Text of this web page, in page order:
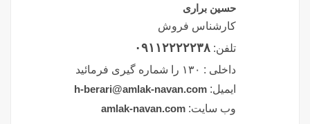
حسین براری
کارشناس فروش
تلفن: ۰۹۱۱۲۲۲۲۲۳۸
داخلی : ۱۳۰ را شماره گیری فرمائید
ایمیل: h-berari@amlak-navan.com
وب سایت: amlak-navan.com